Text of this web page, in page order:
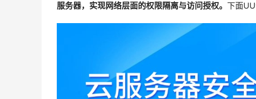
服务器，实现网络层面的权限隔离与访问授权。 下面